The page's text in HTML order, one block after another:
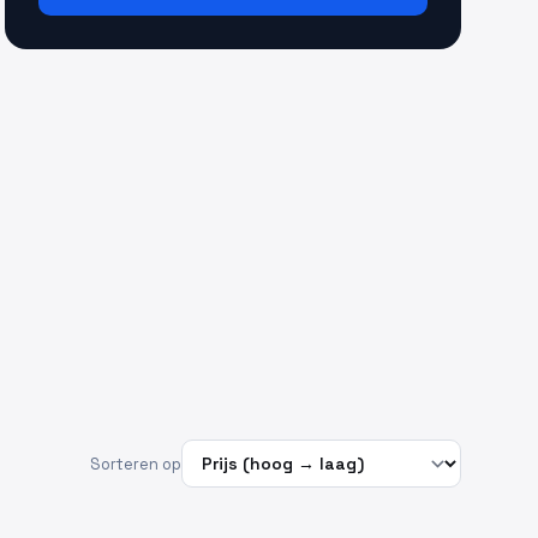
Sorteren op